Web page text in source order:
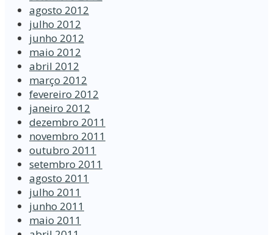
agosto 2012
julho 2012
junho 2012
maio 2012
abril 2012
março 2012
fevereiro 2012
janeiro 2012
dezembro 2011
novembro 2011
outubro 2011
setembro 2011
agosto 2011
julho 2011
junho 2011
maio 2011